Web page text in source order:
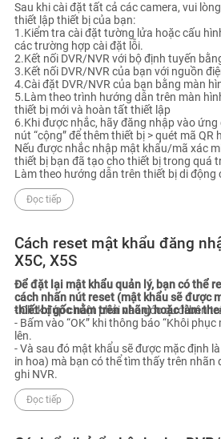
Sau khi cài đặt tất cả các camera, vui
thiết lập thiết bị của bạn:
1.Kiểm tra cài đặt tường lửa hoặc cấu
các trường hợp cài đặt lỗi.
2.Kết nối DVR/NVR với bộ định tuyến
3.Kết nối DVR/NVR của bạn với nguồn
4.Cài đặt DVR/NVR của bạn bằng màn
5.Làm theo trình hướng dẫn trên màn
thiết bị mới và hoàn tất thiết lập
6.Khi được nhắc, hãy đăng nhập vào ứng
nút “cộng” để thêm thiết bị > quét mã QR
Nếu được nhắc nhập mật khẩu/mã xác
thiết bị bạn đã tạo cho thiết bị trong quá
Làm theo hướng dẫn trên thiết bị di động
trình thiết lập.
Đọc tiếp
Cách reset mật khẩu đăng
X5C, X5S
Để đặt lại mật khẩu quản lý, bạn có thể
cách nhấn nút reset (mật khẩu sẽ được
thiết bị gốc nằm trên nhãn) hoặc làm
- Click đúp chuột phải vào góc dưới bên
- Bấm vào “OK” khi thông báo “Khôi
lên.
- Và sau đó mật khẩu sẽ được mặc định
in hoa) mà bạn có thể tìm thấy trên nhãn
ghi NVR.
Đọc tiếp